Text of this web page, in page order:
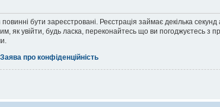
бути зареєстровані. Реєстрація займає декілька
як увійти, будь ласка, переконайтесь що ви погоджуєтесь
Заява про конфіденційність